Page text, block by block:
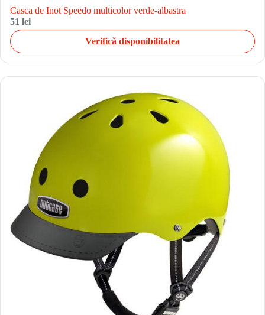
Casca de Inot Speedo multicolor verde-albastra
51 lei
Verifică disponibilitatea